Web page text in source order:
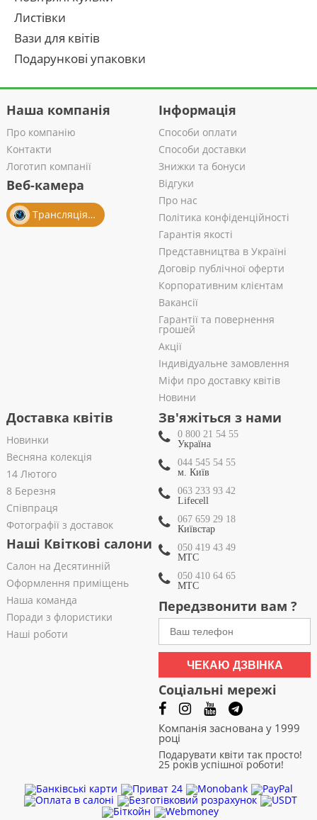
Листівки
Вази для квітів
Подарункові упаковки
Наша компанія
Про компанію
Контакти
Логотип компанії
Веб-камера
Трансляція із салону
Інформація
Способи оплати
Способи доставки
Знижки та бонуси
Відгуки
Про нас
Політика конфіденційності
Гарантія якості
Представництва в Україні
Договір публічної оферти
Корпоративним клієнтам
Вакансії
Гарантії та повернення
грошей
Акції
Індивідуальне замовлення
Міфи про доставку квітів
Новини
Доставка квітів
Новинки
Весняна колекція
14 Лютого
8 Березня
Співпраця
Фотографії з доставок
Наші Квіткові салони
Салон на Десятинній
Оформлення приміщень
Наша команда
Поради з флористики
Наші роботи
Зв'яжіться з нами
0 800 21 54 55
Україна
044 545 54 55
м. Київ
063 233 93 42
Lifecell
067 659 29 18
Київстар
050 419 43 49
МТС
050 410 64 65
МТС
Передзвонити вам ?
ЧЕКАЮ ДЗВІНКА
Соціальні мережі
Компанія заснована у 1999
році
Подарувати квіти так просто!
25 років успішної роботи!